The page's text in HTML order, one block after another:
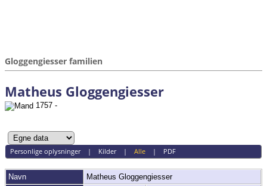
Gloggengiesser familien
Matheus Gloggengiesser
1757 -
Personlige oplysninger| Kilder| Alle| PDF
Navn Matheus Gloggengiesser